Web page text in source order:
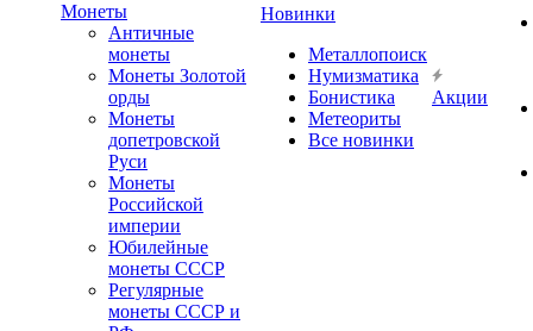
Монеты
Античные
монеты
Монеты Золотой
орды
Монеты
допетровской
Руси
Монеты
Российской
империи
Юбилейные
монеты СССР
Регулярные
монеты СССР и
Новинки
Металлопоиск
Нумизматика
Бонистика
Метеориты
Все новинки
Акции